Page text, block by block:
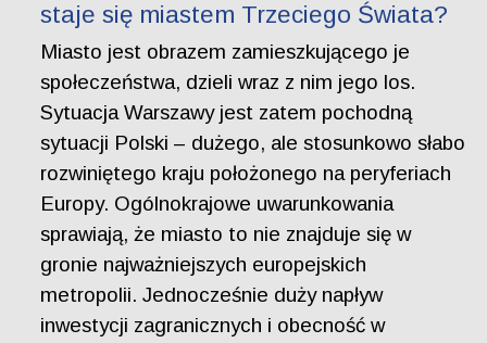
staje się miastem Trzeciego Świata?
Miasto jest obrazem zamieszkującego je
społeczeństwa, dzieli wraz z nim jego los.
Sytuacja Warszawy jest zatem pochodną
sytuacji Polski – dużego, ale stosunkowo słabo
rozwiniętego kraju położonego na peryferiach
Europy. Ogólnokrajowe uwarunkowania
sprawiają, że miasto to nie znajduje się w
gronie najważniejszych europejskich
metropolii. Jednocześnie duży napływ
inwestycji zagranicznych i obecność w